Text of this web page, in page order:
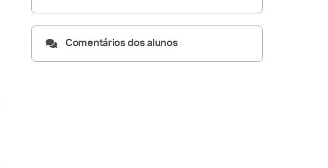
Comentários dos alunos